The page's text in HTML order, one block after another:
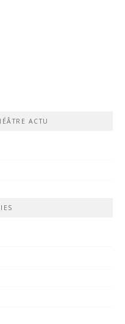
ACTU